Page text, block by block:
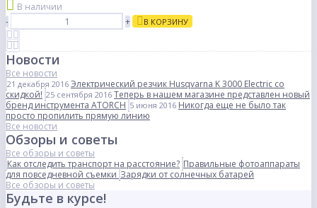
В наличии
-
+ В КОРЗИНУ
Новости
Все новости
21 декабря 2016 Электрический резчик Husqvarna K 3000 Electric со
скидкой! 25 сентября 2016 Теперь в нашем магазине представлен новый
бренд инструмента ATORCH 5 июня 2016 Никогда еще не было так
просто пропилить прямую линию
Все новости
Обзоры и советы
Все обзоры и советы
Как отследить транспорт на расстояние? Правильные фотоаппараты
для повседневной съемки Зарядки от солнечных батарей
Все обзоры и советы
Будьте в курсе!